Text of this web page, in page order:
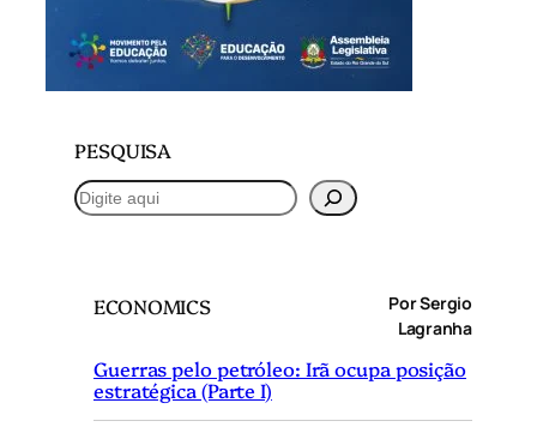
PESQUISA
P
e
ECONOMICS
Por Sergio
Lagranha
Guerras pelo petróleo: Irã ocupa posição
estratégica (Parte I)